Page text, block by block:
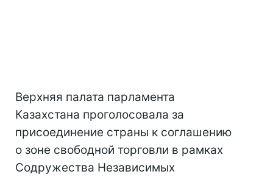
Верхняя палата парламента
Казахстана проголосовала за
присоединение страны к соглашению
о зоне свободной торговли в рамках
Содружества Независимых